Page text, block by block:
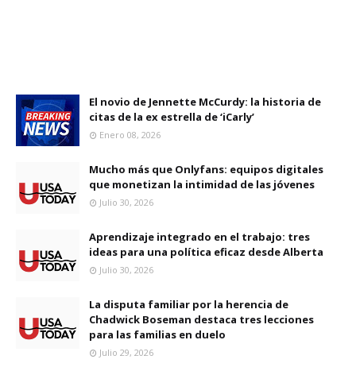
El novio de Jennette McCurdy: la historia de
citas de la ex estrella de ‘iCarly’
Enero 08, 2026
Mucho más que Onlyfans: equipos digitales
que monetizan la intimidad de las jóvenes
Julio 30, 2026
Aprendizaje integrado en el trabajo: tres
ideas para una política eficaz desde Alberta
Julio 30, 2026
La disputa familiar por la herencia de
Chadwick Boseman destaca tres lecciones
para las familias en duelo
Julio 29, 2026